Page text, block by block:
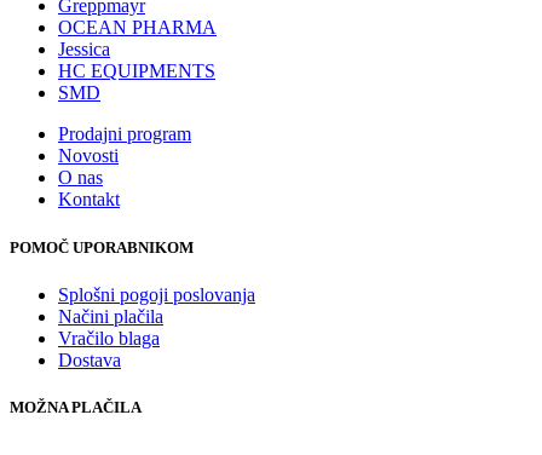
Greppmayr
OCEAN PHARMA
Jessica
HC EQUIPMENTS
SMD
Prodajni program
Novosti
O nas
Kontakt
POMOČ UPORABNIKOM
Splošni pogoji poslovanja
Načini plačila
Vračilo blaga
Dostava
MOŽNA PLAČILA